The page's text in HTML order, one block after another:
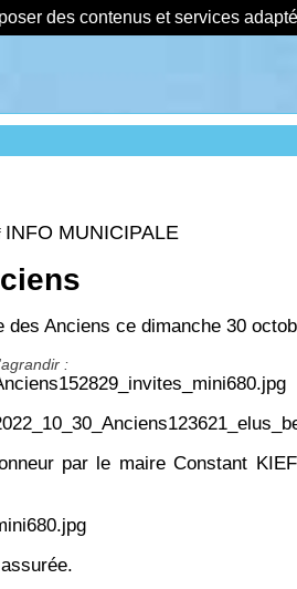
des contenus et services
INFO MUNICIPALE
Anciens ce dimanche 30
:
par le maire Constant